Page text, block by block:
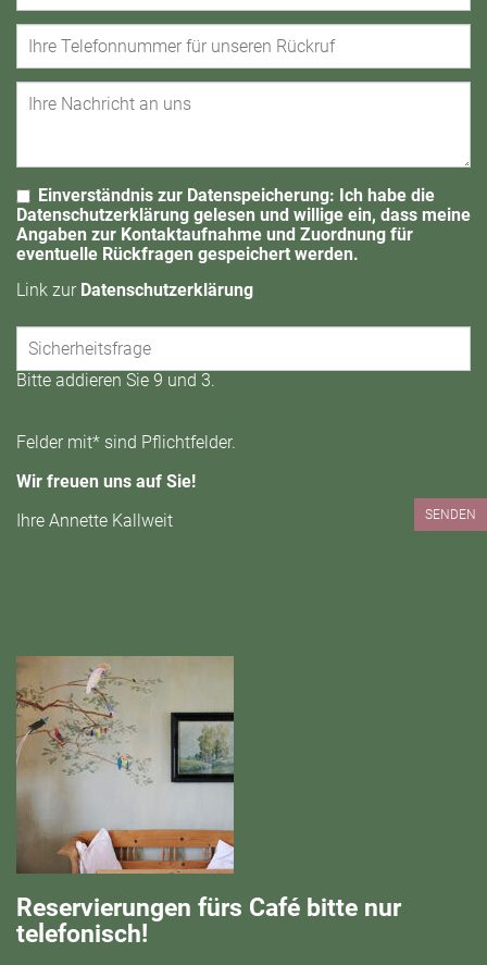
Einverständnis zur Datenspeicherung: Ich habe die
Datenschutzerklärung gelesen und willige ein, dass meine
Angaben zur Kontaktaufnahme und Zuordnung für
eventuelle Rückfragen gespeichert werden.
Link zur Datenschutzerklärung
Bitte addieren Sie 9 und 3.
SENDEN
Felder mit* sind Pflichtfelder.
Wir freuen uns auf Sie!
Ihre Annette Kallweit
Reservierungen fürs Café bitte nur
telefonisch!